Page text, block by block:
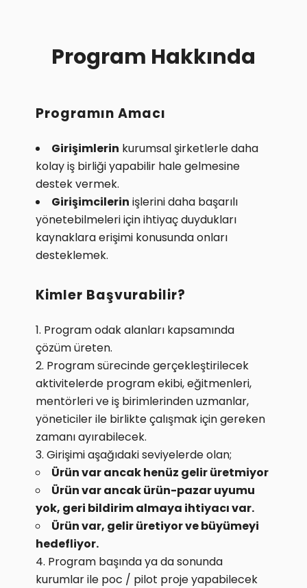
Program Hakkında
Programın Amacı
Girişimlerin kurumsal şirketlerle daha
kolay iş birliği yapabilir hale gelmesine
destek vermek.
Girişimcilerin işlerini daha başarılı
yönetebilmeleri için ihtiyaç duydukları
kaynaklara erişimi konusunda onları
desteklemek.
Kimler Başvurabilir?
Program odak alanları kapsamında
çözüm üreten.
Program sürecinde gerçekleştirilecek
aktivitelerde program ekibi, eğitmenleri,
mentörleri ve iş birimlerinden uzmanlar,
yöneticiler ile birlikte çalışmak için gereken
zamanı ayırabilecek.
Girişimi aşağıdaki seviyelerde olan;
Ürün var ancak henüz gelir üretmiyor
Ürün var ancak ürün-pazar uyumu
yok, geri bildirim almaya ihtiyacı var.
Ürün var, gelir üretiyor ve büyümeyi
hedefliyor.
Program başında ya da sonunda
kurumlar ile poc / pilot proje yapabilecek